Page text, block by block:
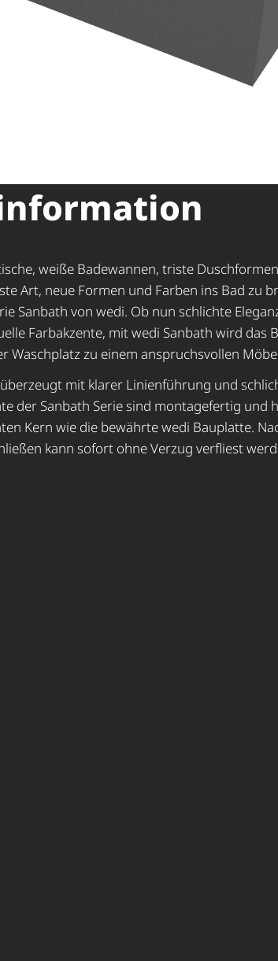
weiße Badewannen, triste
Art, neue Formen und Farben ins Bad zu
Sanbath von wedi. Ob nun schlichte
Farbakzente, mit wedi Sanbath wird das
Waschplatz zu einem anspruchs­vollen
mit klarer Linienführung und
der Sanbath Serie sind montagefertig und
Kern wie die bewährte wedi Bauplatte.
kann sofort ohne Verzug verfliest